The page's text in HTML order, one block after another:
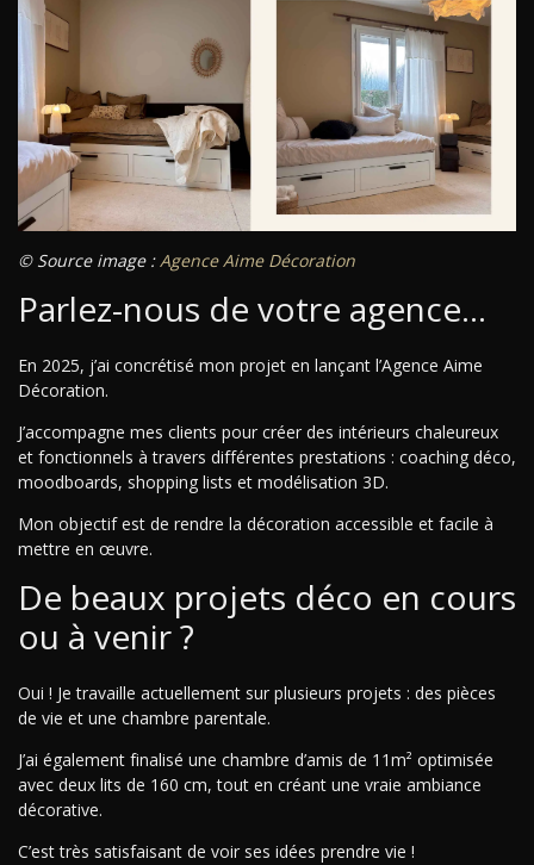
© Source image :Agence Aime Décoration
Parlez-nous de votre agence…
En 2025, j’ai concrétisé mon projet en lançant l’Agence Aime
Décoration.
J’accompagne mes clients pour créer des intérieurs chaleureux
et fonctionnels à travers différentes prestations : coaching déco,
moodboards, shopping lists et modélisation 3D.
Mon objectif est de rendre la décoration accessible et facile à
mettre en œuvre.
De beaux projets déco en cours
ou à venir ?
Oui ! Je travaille actuellement sur plusieurs projets : des pièces
de vie et une chambre parentale.
J’ai également finalisé une chambre d’amis de 11m² optimisée
avec deux lits de 160 cm, tout en créant une vraie ambiance
décorative.
C’est très satisfaisant de voir ses idées prendre vie !